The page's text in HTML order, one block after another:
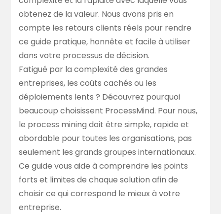
obtenez de la valeur. Nous avons pris en
compte les retours clients réels pour rendre
ce guide pratique, honnête et facile à utiliser
dans votre processus de décision.
Fatigué par la complexité des grandes
entreprises, les coûts cachés ou les
déploiements lents ? Découvrez pourquoi
beaucoup choisissent ProcessMind. Pour nous,
le process mining doit être simple, rapide et
abordable pour toutes les organisations, pas
seulement les grands groupes internationaux.
Ce guide vous aide à comprendre les points
forts et limites de chaque solution afin de
choisir ce qui correspond le mieux à votre
entreprise.